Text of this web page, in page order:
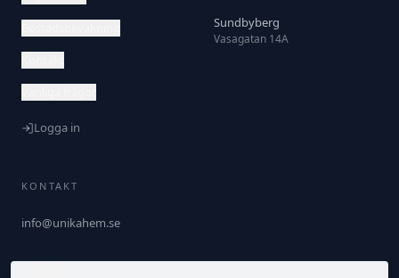
Logga in
Sundbyberg
Vasagatan 14A
KONTAKT
info@unikahem.se